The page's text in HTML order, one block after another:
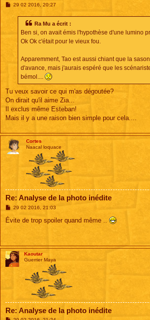
M29 02 2016, 20:27
Ra Mu a écrit :
Ben si, on avait émis l'hypothèse d'une lumino
Ok Ok c'était pour le vieux fou.
Apparemment, Tao est aussi chiant que la
d'avance, mais j'aurais espéré que les
bémol....
Tu veux savoir ce qui m'as dégoutée?
On dirait qu'il aime Zia...
Il exclus même Esteban!
Mais il y a une raison bien simple pour cela....
Cortes
Naacal loquace
Re: Analyse de la photo inédite
M
s
29 02 2016, 21:03
Évite de trop spoiler quand même ..
Kaoutar
Guerrier Maya
Re: Analyse de la photo inédite